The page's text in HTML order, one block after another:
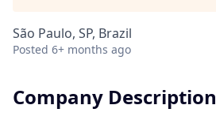
São Paulo, SP, Brazil
Posted 6+ months ago
Company Description